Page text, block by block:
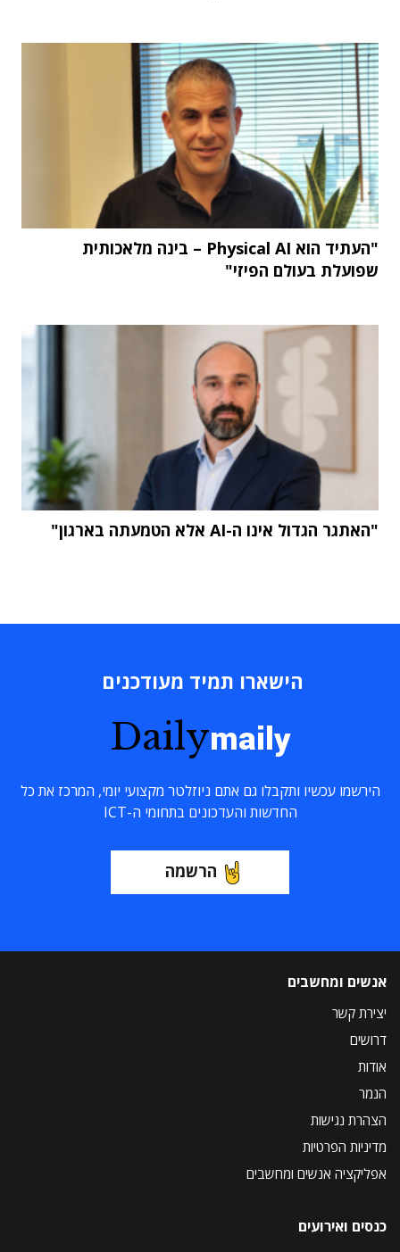
"העתיד הוא Physical AI – בינה מלאכותית
שפועלת בעולם הפיזי"
"האתגר הגדול אינו ה-AI אלא הטמעתה בארגון"
הישארו תמיד מעודכנים
Dailymaily
הירשמו עכשיו ותקבלו גם אתם ניוזלטר מקצועי יומי, המרכז את כל
החדשות והעדכונים בתחומי ה-ICT
הרשמה
אנשים ומחשבים
יצירת קשר
דרושים
אודות
הנמר
הצהרת נגישות
מדיניות הפרטיות
אפליקציה אנשים ומחשבים
כנסים ואירועים